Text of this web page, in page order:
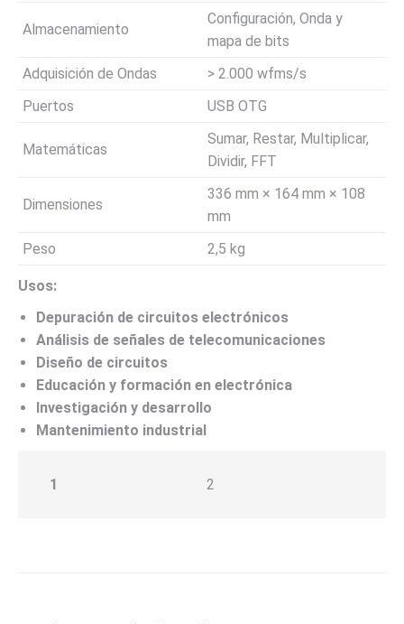
Almacenamiento
Configuración, Onda y
mapa de bits
Adquisición de Ondas
> 2.000 wfms/s
Puertos
USB OTG
Matemáticas
Sumar, Restar, Multiplicar,
Dividir, FFT
Dimensiones
336 mm × 164 mm × 108
mm
Peso
2,5 kg
Usos:
Depuración de circuitos electrónicos
Análisis de señales de telecomunicaciones
Diseño de circuitos
Educación y formación en electrónica
Investigación y desarrollo
Mantenimiento industrial
1 2